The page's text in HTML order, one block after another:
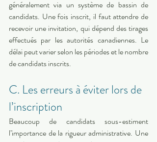
généralement via un système de bassin de
candidats. Une fois inscrit, il faut attendre de
recevoir une invitation, qui dépend des tirages
effectués par les autorités canadiennes. Le
délai peut varier selon les périodes et le nombre
de candidats inscrits.
C. Les erreurs à éviter lors de
l’inscription
Beaucoup de candidats sous-estiment
l’importance de la rigueur administrative. Une